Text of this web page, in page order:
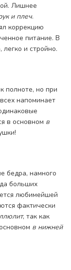
Лишнее
и плеч.
коррекцию
питание. В
и стройно.
полноте, но при
напоминает
в основном в
бедра, намного
больших
любимейшей
фактически
, так как
в нижней